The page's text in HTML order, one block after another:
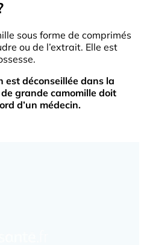
sous forme de comprimés
ou de l’extrait. Elle est
est déconseillée dans la
grande camomille doit
d’un médecin.